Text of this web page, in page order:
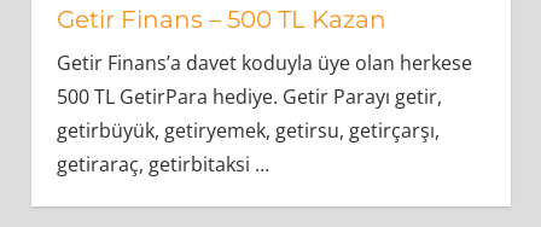
Getir Finans – 500 TL Kazan
Getir Finans’a davet koduyla üye olan herkese
500 TL GetirPara hediye. Getir Parayı getir,
getirbüyük, getiryemek, getirsu, getirçarşı,
getiraraç, getirbitaksi …